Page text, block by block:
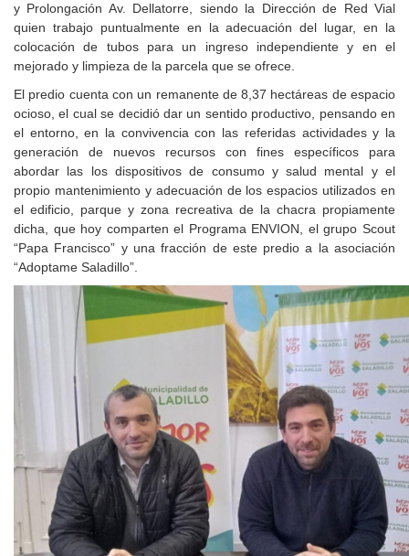
y Prolongación Av. Dellatorre, siendo la Dirección de Red Vial
quien trabajo puntualmente en la adecuación del lugar, en la
colocación de tubos para un ingreso independiente y en el
mejorado y limpieza de la parcela que se ofrece.
El predio cuenta con un remanente de 8,37 hectáreas de espacio
ocioso, el cual se decidió dar un sentido productivo, pensando en
el entorno, en la convivencia con las referidas actividades y la
generación de nuevos recursos con fines específicos para
abordar las los dispositivos de consumo y salud mental y el
propio mantenimiento y adecuación de los espacios utilizados en
el edificio, parque y zona recreativa de la chacra propiamente
dicha, que hoy comparten el Programa ENVION, el grupo Scout
“Papa Francisco” y una fracción de este predio a la asociación
“Adoptame Saladillo”.